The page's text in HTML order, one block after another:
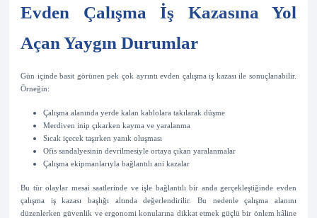
Evden Çalışma İş Kazasına Yol
Açan Yaygın Durumlar
Gün içinde basit görünen pek çok ayrıntı evden çalışma iş kazası ile sonuçlanabilir.
Örneğin:
Çalışma alanında yerde kalan kablolara takılarak düşme
Merdiven inip çıkarken kayma ve yaralanma
Sıcak içecek taşırken yanık oluşması
Ofis sandalyesinin devrilmesiyle ortaya çıkan yaralanmalar
Çalışma ekipmanlarıyla bağlantılı ani kazalar
Bu tür olaylar mesai saatlerinde ve işle bağlantılı bir anda gerçekleştiğinde evden
çalışma iş kazası başlığı altında değerlendirilir. Bu nedenle çalışma alanını
düzenlerken güvenlik ve ergonomi konularına dikkat etmek güçlü bir önlem hâline